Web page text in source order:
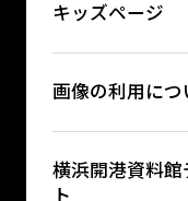
キッズページ
画像の利用につ
横浜開港資料
ト